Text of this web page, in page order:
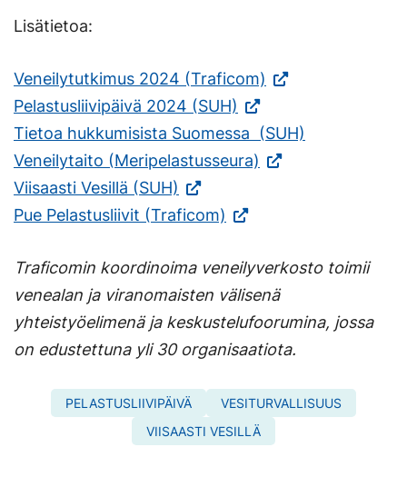
Lisätietoa:
Veneilytutkimus 2024 (Traficom) (Vieraile
sivustolla.
Linkki
Pelastusliivipäivä 2024 (SUH) (Vieraile
ulkoisella
sivustolla.
avautuu
välilehteen.)
Tietoa hukkumisista Suomessa (SUH)
Veneilytaito (Meripelastusseura) (Vieraile
avautuu
uuteen
välilehteen.)
Viisaasti Vesillä (SUH) (Vieraile
ulkoisella
Linkki
avautuu
uuteen
välilehteen.)
Pue Pelastusliivit (Traficom) (Vieraile
sivustolla.
Linkki
avautuu
uuteen
Traficomin koordinoima veneilyverkosto toimii
venealan ja viranomaisten välisenä
yhteistyöelimenä ja keskustelufoorumina, jossa
on edustettuna yli 30 organisaatiota.
PELASTUSLIIVIPÄIVÄ
VESITURVALLISUUS
VIISAASTI VESILLÄ